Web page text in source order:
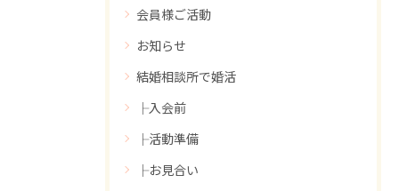
会員様ご活動
お知らせ
結婚相談所で婚活
├入会前
├活動準備
├お見合い